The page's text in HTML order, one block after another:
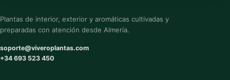
Plantas de interior, exterior y aromáticas cultivadas y
preparadas con atención desde Almería.
soporte@viveroplantas.com
+34 693 523 450